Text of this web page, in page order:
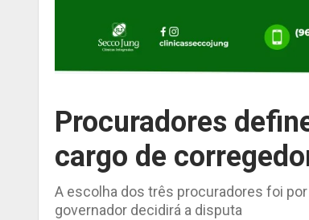
Procuradores
cargo de
A escolha dos três procuradores foi
governador decidirá a disputa